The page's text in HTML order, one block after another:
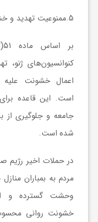
5. ممنوعیت تهدید و
کنوانسیون‌های
اعمال خشونت علیه
است. این قاعده
جامعه و جلوگیری
شده است.
در حملات اخیر رژیم
مردم به بمباران
وحشت گسترده و
خشونت روانی